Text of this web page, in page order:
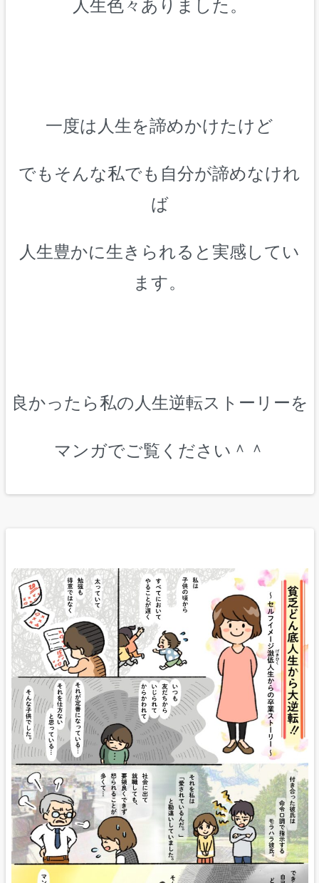
人生色々ありました。
一度は人生を諦めかけたけど
でもそんな私でも自分が諦めなけれ
ば
人生豊かに生きられると実感してい
ます。
良かったら私の人生逆転ストーリーを
マンガでご覧ください＾＾